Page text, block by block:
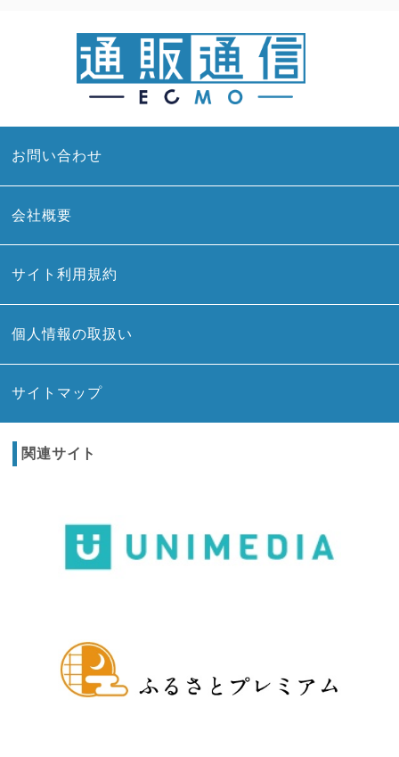
お問い合わせ
会社概要
サイト利用規約
個人情報の取扱い
サイトマップ
関連サイト